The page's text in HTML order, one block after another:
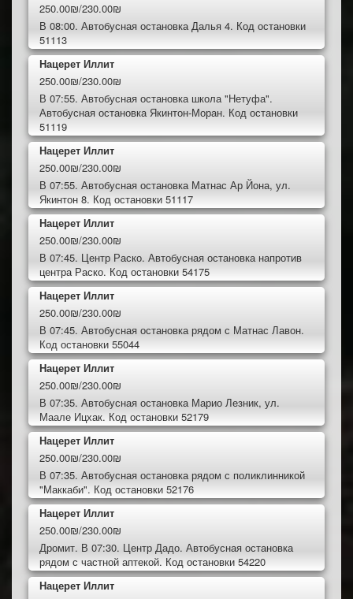
250.00₪/230.00₪
В 08:00. Автобусная остановка Далья 4. Код остановки
51113
Нацерет Иллит
250.00₪/230.00₪
В 07:55. Автобусная остановка школа "Нетуфа".
Автобусная остановка Якинтон-Моран. Код остановки
51119
Нацерет Иллит
250.00₪/230.00₪
В 07:55. Автобусная остановка Матнас Ар Йона, ул.
Якинтон 8. Код остановки 51117
Нацерет Иллит
250.00₪/230.00₪
В 07:45. Центр Раско. Автобусная остановка напротив
центра Раско. Код остановки 54175
Нацерет Иллит
250.00₪/230.00₪
В 07:45. Автобусная остановка рядом с Матнас Лавон.
Код остановки 55044
Нацерет Иллит
250.00₪/230.00₪
В 07:35. Автобусная остановка Марио Лезник, ул.
Маале Ицхак. Код остановки 52179
Нацерет Иллит
250.00₪/230.00₪
В 07:35. Автобусная остановка рядом с поликлинникой
"Маккаби". Код остановки 52176
Нацерет Иллит
250.00₪/230.00₪
Дромит. В 07:30. Центр Дадо. Автобусная остановка
рядом с частной аптекой. Код остановки 54220
Нацерет Иллит